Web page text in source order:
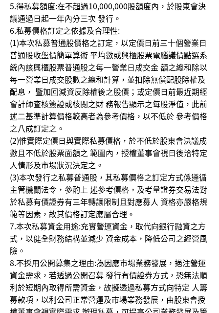
5.得私募額度:在不超過10,000,000股額度內，於股東會決
議通過日起一年內分三次 發行。
6.私募價格訂定之依據及合理性:
(1)本次私募普通股價格之訂定，以定價日前三十個營業日
普通股收盤價簡單算術 平均數或興櫃股票電腦議價點選系
統內該興櫃股票普通股之每一營業日成交金 額之總和除以
每一營業日成交股數之總和計算，並扣除無償配股除權及
配息， 暨加回減資反除權後之股價；或定價日前最近期經
會計師查核簽證或核閱之財 務報告顯示之每股淨值，此前
述二基準計算價格較高者為參考價格，以不低於 參考價格
之八成訂定之。
(2)惟實際定價日與實際私募價格，於不低於股東會決議成
數且不低於股票面額之 範圍內，授權董事會視日後洽特定
人情形及市場狀況決定之。
(3)本次發行之私募普通股，其私募價格之訂定方式係遵循
主管機關法令，參酌上 述參考價格，及考量證券交易法對
於私募有價證券有三年轉讓限制且對應募人 資格亦嚴格規
範等因素，故其價格訂定應屬合理。
7.本次私募資金用途:充實營運資金，取代向銀行融資之方
式，以健全財務結構並減少 資金成本，降低公司之經營風
險。
8.不採用公開募集之理由:為因應市場業務發展，挹注營運
資金需求，若透過公開召募 發行有價證券方式，恐無法順
利於短期內取得所需資金，故擬透過私募方式向特定 人籌
募款項，以利公司正常營運及市場業務發展，由股東會授